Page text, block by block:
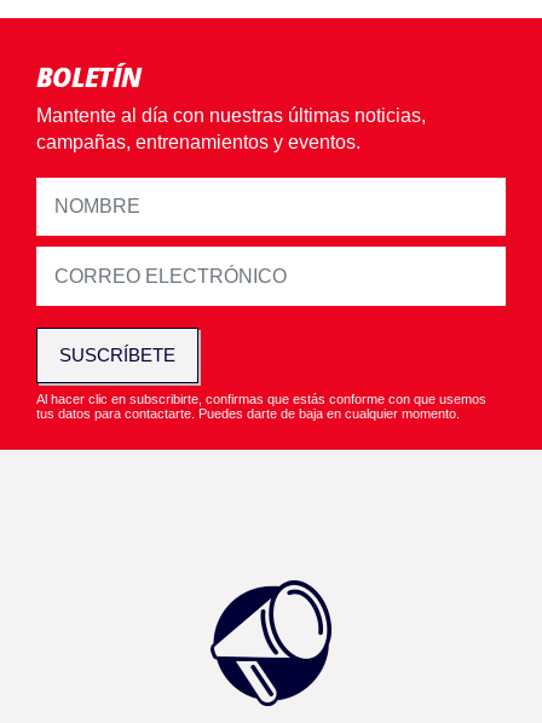
BOLETÍN
Mantente al día con nuestras últimas noticias,
campañas, entrenamientos y eventos.
SUSCRÍBETE
Al hacer clic en subscribirte, confirmas que estás conforme con que usemos
tus datos para contactarte. Puedes darte de baja en cualquier momento.